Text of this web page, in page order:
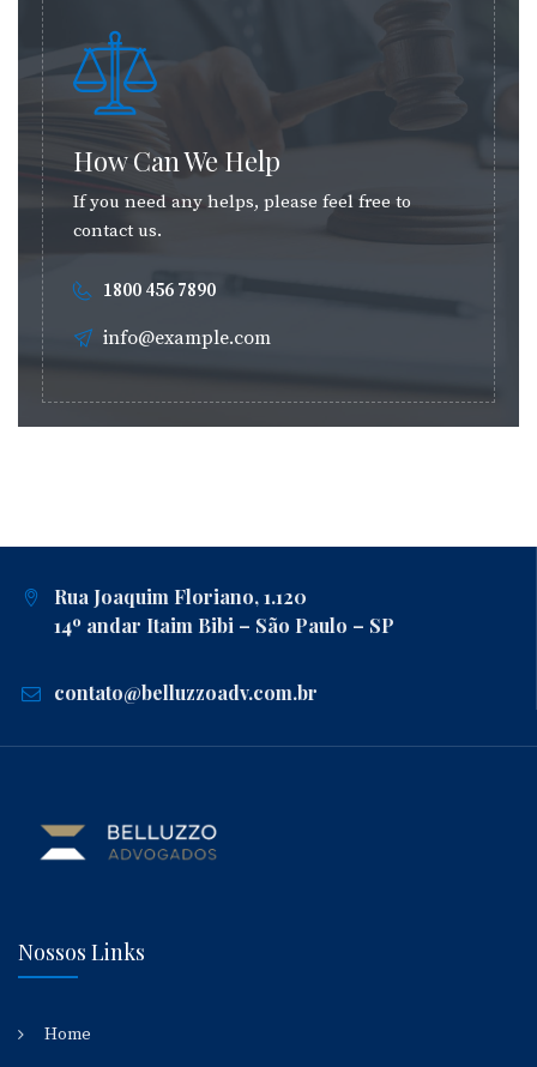
How Can We Help
If you need any helps, please feel free to
contact us.
1800 456 7890
info@example.com
Rua Joaquim Floriano, 1.120
14º andar Itaim Bibi – São Paulo – SP
contato@belluzzoadv.com.br
Nossos Links
Home